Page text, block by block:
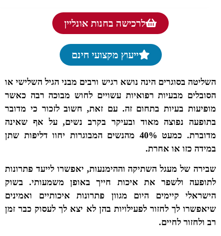
לרכישה בחנות אונליין
ייעוץ מקצועי חינם
השליטה בסוגרים הינה נושא רגיש ורבים מבני הגיל השלישי או
הסובלים מבעיות רפואיות עשויים לחוש מבוכה רבה כאשר
מופיעות בעיות בתחום זה. עם זאת, חשוב לזכור כי מדובר
בתופעה נפוצה מאוד ובעיקר בקרב נשים, על אף שאינה
מדוברת. כמעט 40% מהנשים המבוגרות יחוו דליפות שתן
במידה כזו או אחרת.
שבירה של מעגל השתיקה וההימנעות, יאפשרו לייעד פתרונות
לתופעה ולשפר את איכות חייך באופן משמעותי. בשוק
הישראלי קיימים היום מגוון פתרונות איכותיים ואמינים
שיאפשרו לך לחזור לפעילויות בהן לא יצא לך לעסוק כבר זמן
רב ולחזור לחיים.